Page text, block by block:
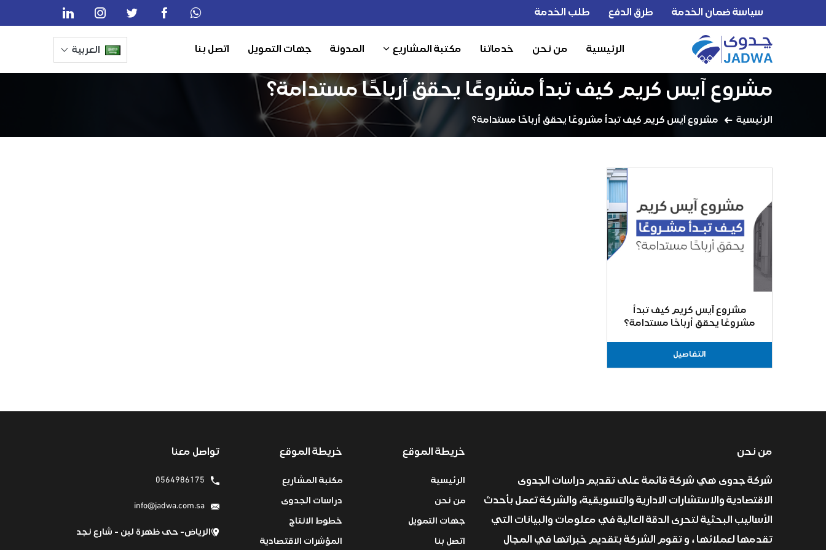
سياسة ضمان الخدمة طرق الدفع طلب الخدمة
الرئيسية من نحن خدماتنا مكتبة المشاريع المدونة جهات التمويل اتصل بنا العربية
مشروع آيس كريم كيف تبدأ مشروعًا يحقق أرباحًا مستدامة؟
الرئيسية مشروع آيس كريم كيف تبدأ مشروعًا يحقق أرباحًا مستدامة؟
مشروع آيس كريم كيف تبدأ
مشروعًا يحقق أرباحًا مستدامة؟
التفاصيل
من نحن
شركة جدوى هي شركة قائمة على تقديم دراسات الجدوى
الاقتصادية والاستشارات الادارية والتسويقية، والشركة تعمل بأحدث
الأساليب البحثية لتحرى الدقة العالية في معلومات والبيانات التي
تقدمها لعملائها ، و تقوم الشركة بتقديم خبراتها في المجال
خريطة الموقع
الرئيسية
من نحن
جهات التمويل
اتصل بنا
خريطة الموقع
مكتبة المشاريع
دراسات الجدوى
خطوط الانتاج
المؤشرات الاقتصادية
تواصل معنا
0564986175
info@jadwa.com.sa
الرياض- حى ظهرة لبن - شارع نجد